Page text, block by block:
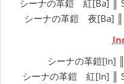
シーナの革鎧 紅[Ba] ║
シーナの革鎧 夜[Ba] ║
シーナの革鎧[In]
シーナの革鎧 紅[In] ║